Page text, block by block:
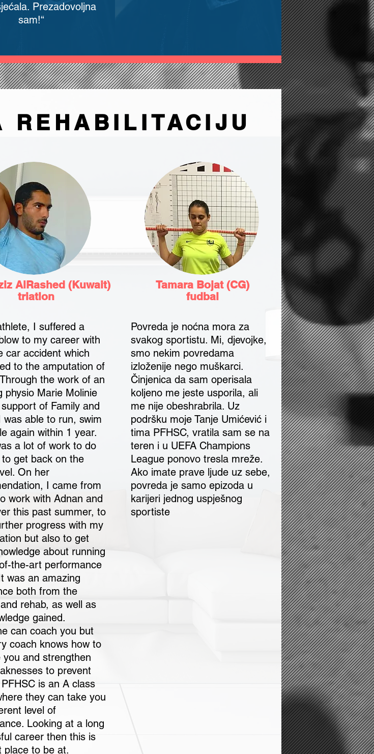
Prezadovoljna
sam!“
AlRashed (Kuwait)
triatlon
I suffered a
to my career with
car accident which
to the amputation of
the work of an
physio Marie Molinie
of Family and
was able to run, swim
again within 1 year.
a lot of work to do
get back on the
On her
I came from
work with Adnan and
this past summer, to
progress with my
but also to get
about running
the-art performance
was an amazing
both from the
rehab, as well as
gained.
can coach you but
coach knows how to
you and strengthen
to prevent
is an A class
they can take you
level of
Looking at a long
career then this is
place to be at.
Tamara Bojat (CG)
fudbal
Povreda je noćna mora za
svakog sportistu. Mi, djevojke,
smo nekim povredama
izloženije nego muškarci.
Činjenica da sam operisala
koljeno me jeste usporila, ali
me nije obeshrabrila. Uz
podršku moje Tanje Umićević i
tima PFHSC, vratila sam se na
teren i u UEFA Champions
League ponovo tresla mreže.
Ako imate prave ljude uz sebe,
povreda je samo epizoda u
karijeri jednog uspješnog
sportiste
REHABILITACIJU